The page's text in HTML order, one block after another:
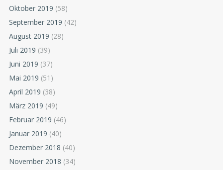
Oktober 2019 (58)
September 2019 (42)
August 2019 (28)
Juli 2019 (39)
Juni 2019 (37)
Mai 2019 (51)
April 2019 (38)
März 2019 (49)
Februar 2019 (46)
Januar 2019 (40)
Dezember 2018 (40)
November 2018 (34)